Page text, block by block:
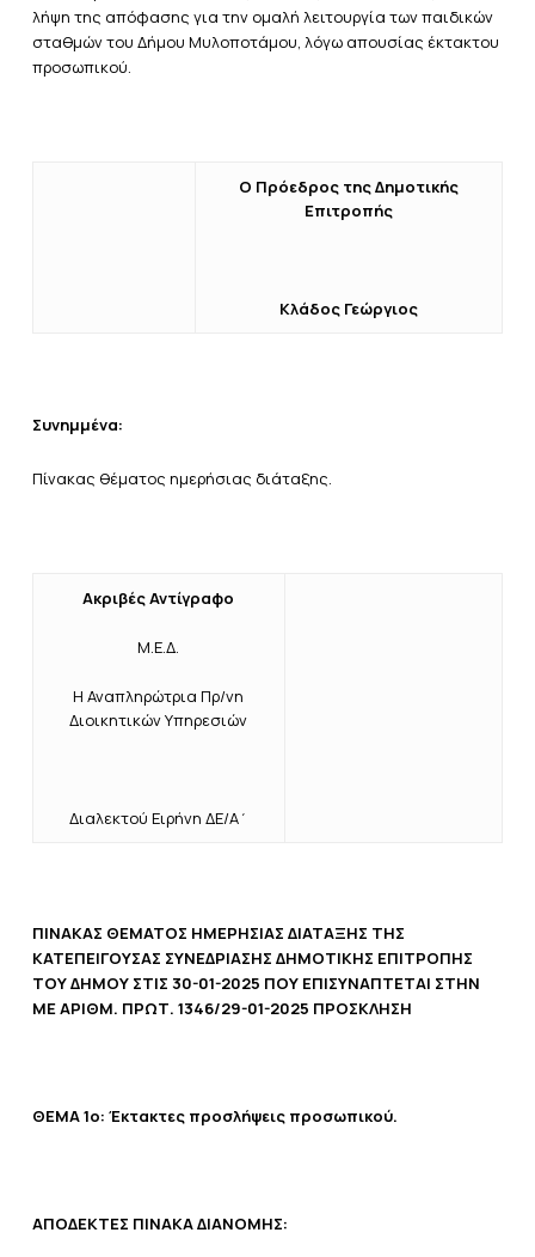
λήψη της απόφασης για την ομαλή λειτουργία των παιδικών
σταθμών του Δήμου Μυλοποτάμου, λόγω απουσίας έκτακτου
προσωπικού.
Ο Πρόεδρος της Δημοτικής
Επιτροπής
Κλάδος Γεώργιος
Συνημμένα:
Πίνακας θέματος ημερήσιας διάταξης.
Ακριβές Αντίγραφο
Μ.Ε.Δ.
Η Αναπληρώτρια Πρ/νη
Διοικητικών Υπηρεσιών
Διαλεκτού Ειρήνη ΔΕ/Α΄
ΠΙΝΑΚΑΣ ΘΕΜΑΤΟΣ ΗΜΕΡΗΣΙΑΣ ΔΙΑΤΑΞΗΣ ΤΗΣ
ΚΑΤΕΠΕΙΓΟΥΣΑΣ ΣΥΝΕΔΡΙΑΣΗΣ ΔΗΜΟΤΙΚΗΣ ΕΠΙΤΡΟΠΗΣ
ΤΟΥ ΔΗΜΟΥ ΣΤΙΣ 30-01-2025 ΠΟΥ ΕΠΙΣΥΝΑΠΤΕΤΑΙ ΣΤΗΝ
ΜΕ ΑΡΙΘΜ. ΠΡΩΤ. 1346/29-01-2025 ΠΡΟΣΚΛΗΣΗ
ΘΕΜΑ 1ο: Έκτακτες προσλήψεις προσωπικού.
ΑΠΟΔΕΚΤΕΣ ΠΙΝΑΚΑ ΔΙΑΝΟΜΗΣ: